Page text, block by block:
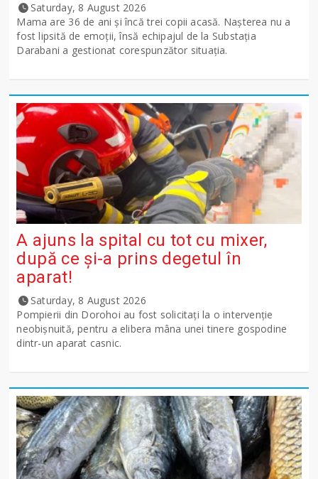
Saturday, 8 August 2026
Mama are 36 de ani și încă trei copii acasă. Nașterea nu a
fost lipsită de emoții, însă echipajul de la Substația
Darabani a gestionat corespunzător situația.
A ajuns la spital cu tot cu mixer,
după ce și-a prins degetul în
aparat!
Saturday, 8 August 2026
Pompierii din Dorohoi au fost solicitați la o intervenție
neobișnuită, pentru a elibera mâna unei tinere gospodine
dintr-un aparat casnic.